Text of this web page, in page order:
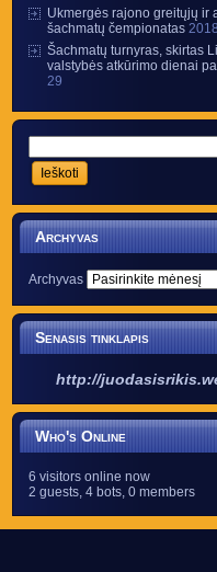
Ukmergės rajono greitųjų ir
šachmatų čempionatas
Šachmatų turnyras, skirtas
valstybės atkūrimo dienai
29
Archyvas
Archyvas
Senasis tinklapis
http://
Who's Online
6 visitors online now
2 guests, 4 bots, 0 members